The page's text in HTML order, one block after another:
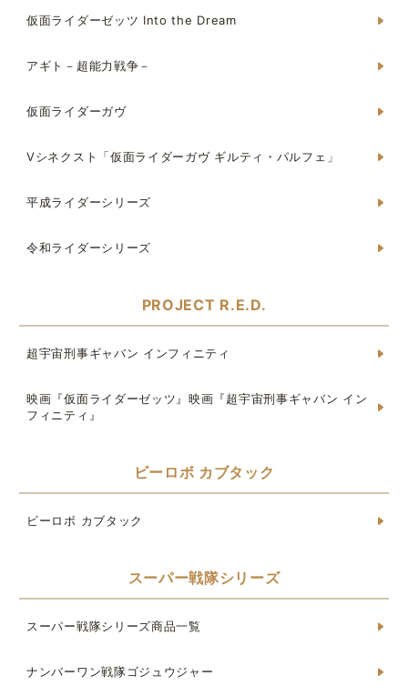
仮面ライダーゼッツ Into the Dream
アギト－超能力戦争－
仮面ライダーガヴ
Vシネクスト「仮面ライダーガヴ ギルティ・パルフェ」
平成ライダーシリーズ
令和ライダーシリーズ
PROJECT R.E.D.
超宇宙刑事ギャバン インフィニティ
映画『仮面ライダーゼッツ』映画『超宇宙刑事ギャバン イン
フィニティ』
ビーロボ カブタック
ビーロボ カブタック
スーパー戦隊シリーズ
スーパー戦隊シリーズ商品一覧
ナンバーワン戦隊ゴジュウジャー